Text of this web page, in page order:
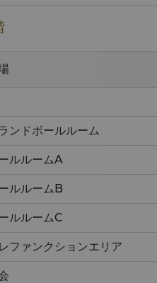
ンドボールルーム
ルルームA
ルルームB
ルルームC
ファンクションエリア